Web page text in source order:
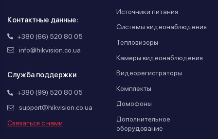
Контактные данные:
+380 (66) 520 80 05
info@hikvision.co.ua
Служба поддержки
+380 (99) 520 80 05
support@hikvision.co.ua
Связаться с нами
Источники питания
Системы видеонаблюдения
Тепловизоры
Камеры видеонаблюдения
Видеорегистраторы
Комплекты
Домофоны
Дополнительное
оборудование